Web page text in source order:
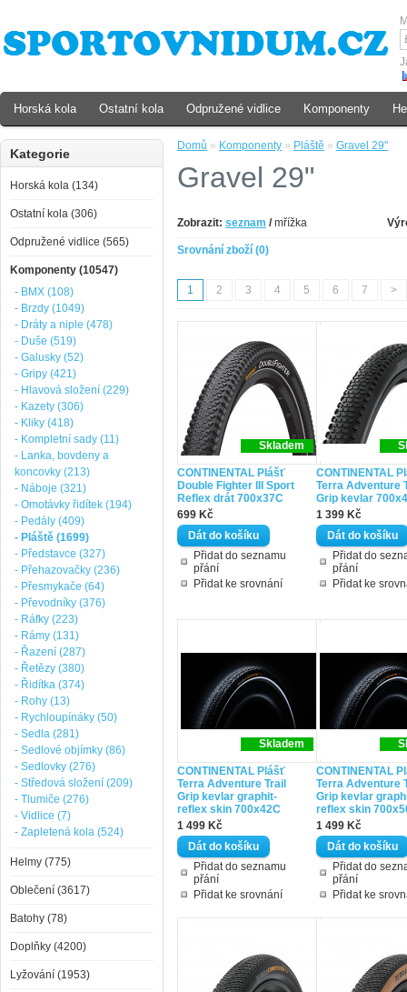
Domů » Komponenty » Pláště » Gravel 29"
Gravel 29"
Zobrazit: seznam /mřížka
Srovnání zboží (0)
1 2 3 4 5 6 7 >
Skladem
CONTINENTAL Plášť
Double Fighter III Sport
Reflex drát 700x37C
699 Kč
Přidat do seznamu
přání
Přidat ke srovnání
CONTINENTAL
Terra Adventure
Grip kevlar
1 399 Kč
Přidat do
přání
Přidat ke
Skladem
CONTINENTAL Plášť
Terra Adventure Trail
Grip kevlar graphit-
reflex skin 700x42C
1 499 Kč
Přidat do seznamu
přání
Přidat ke srovnání
CONTINENTAL
Terra Adventure
Grip kevlar
reflex skin
1 499 Kč
Přidat do
přání
Přidat ke
Kategorie
Horská kola (134)
Ostatní kola (306)
Odpružené vidlice (565)
Komponenty (10547)
- BMX (108)
- Brzdy (1049)
- Dráty a niple (478)
- Duše (519)
- Galusky (52)
- Gripy (421)
- Hlavová složení (229)
- Kazety (306)
- Kliky (418)
- Kompletní sady (11)
- Lanka, bovdeny a
koncovky (213)
- Náboje (321)
- Omotávky řidítek (194)
- Pedály (409)
- Pláště (1699)
- Představce (327)
- Přehazovačky (236)
- Přesmykače (64)
- Převodníky (376)
- Ráfky (223)
- Rámy (131)
- Řazení (287)
- Řetězy (380)
- Řidítka (374)
- Rohy (13)
- Rychloupínáky (50)
- Sedla (281)
- Sedlové objímky (86)
- Sedlovky (276)
- Středová složení (209)
- Tlumiče (276)
- Vidlice (7)
- Zapletená kola (524)
Helmy (775)
Oblečení (3617)
Batohy (78)
Doplňky (4200)
Lyžování (1953)
Horská kola Ostatní kola Odpružené vidlice Komponenty